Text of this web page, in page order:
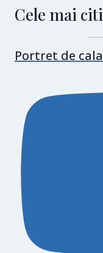
Cele mai
Portret de